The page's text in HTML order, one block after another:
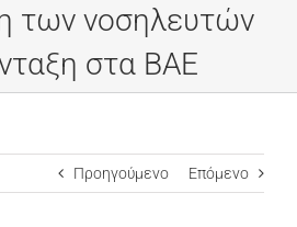
των νοσηλευτών
στα ΒΑΕ
Προηγούμενο Επόμενο